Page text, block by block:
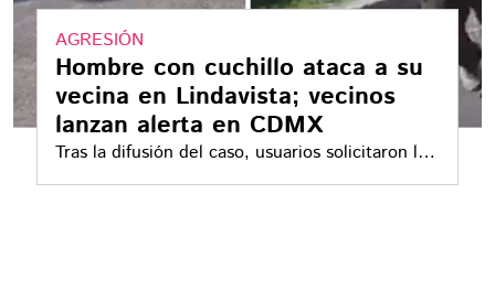
AGRESIÓN
Hombre con cuchillo ataca a su
vecina en Lindavista; vecinos
lanzan alerta en CDMX
Tras la difusión del caso, usuarios solicitaron la
intervención de autoridades capitalinas y